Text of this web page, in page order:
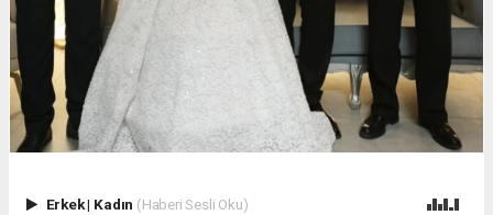
Erkek| Kadın (Haberi Sesli Oku)